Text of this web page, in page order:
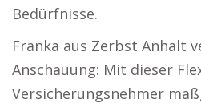
Bedürfnisse.
Franka aus Zerbst Anhalt
Anschauung: Mit dieser
Versicherungsnehmer